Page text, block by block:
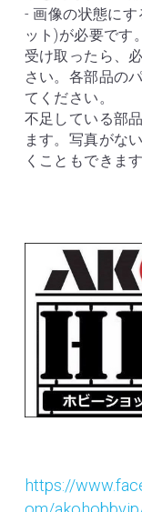
- 画像の状態に
ット)が必要です
受け取ったら、
さい。各部品の
てください。
不足している部
ます。写真がな
くこともできま
https://